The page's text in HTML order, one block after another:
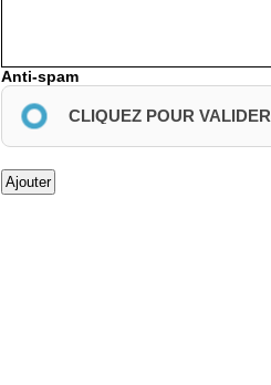
Anti-spam
CLIQUEZ POUR VALIDER